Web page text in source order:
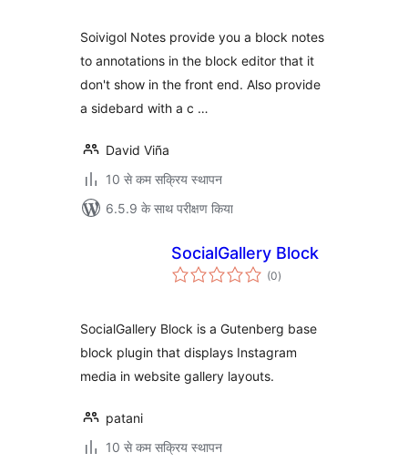
Soivigol Notes provide you a block notes
to annotations in the block editor that it
don't show in the front end. Also provide
a sidebard with a c …
David Viña
10 से कम सक्रिय स्थापन
6.5.9 के साथ परीक्षण किया
SocialGallery Block
(0कुल
दर)
SocialGallery Block is a Gutenberg base
block plugin that displays Instagram
media in website gallery layouts.
patani
10 से कम सक्रिय स्थापन